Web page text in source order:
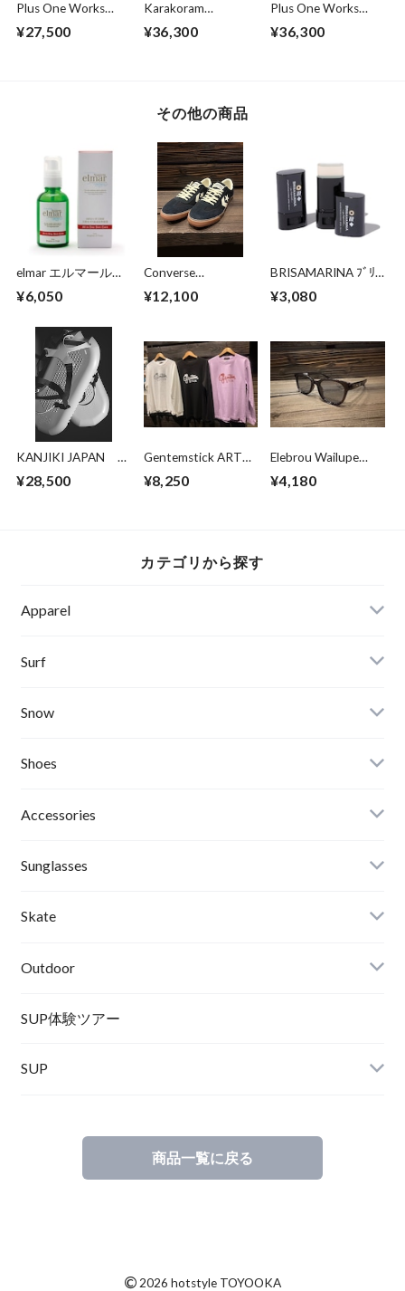
Plus One Works
¥27,500
Karakoram
CONVERSION KIT
¥36,300
Plus One Works
BLACK
¥36,300
その他の商品
elmar エルマール
¥6,050
Converse
ROADCLASSIC SK
¥12,100
BRISAMARINA ﾌﾞﾘｻ
ﾙ) 13.5g(ｸﾘｱ)
¥3,080
KANJIKI JAPAN
¥28,500
Gentemstick ART
K.T(Koji Toyoda)
¥8,250
Elebrou Wailupe
¥4,180
カテゴリから探す
Apparel
Banks Journal
Critical Slide(TCSS)
Afends
Roial
RVCA
ACER
Turn Me On
KAYA
Surf
Surfboards
Wetsuits,Rush Guard
Winter Goods
Snow
Board
Binding
Boots
Bc Gear
Goggle
Helmet
SOX
Shoes
Sandals
Shoes
Winter Shoes
Accessories
Other
Sunglasses
Skate
Outdoor
Norrona
SUP体験ツアー
SUP
商品一覧に戻る
©2026 hotstyle TOYOOKA